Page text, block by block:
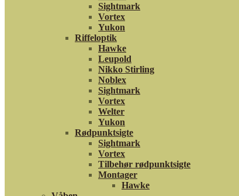
Sightmark
Vortex
Yukon
Riffeloptik
Hawke
Leupold
Nikko Stirling
Noblex
Sightmark
Vortex
Welter
Yukon
Rødpunktsigte
Sightmark
Vortex
Tilbehør rødpunktsigte
Montager
Hawke